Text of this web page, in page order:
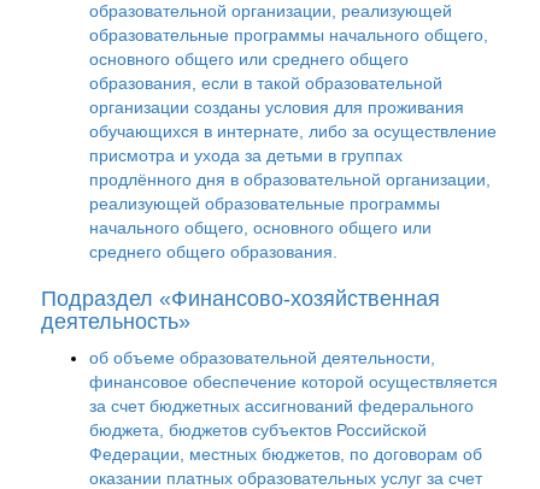
образовательной организации, реализующей
образовательные программы начального общего,
основного общего или среднего общего
образования, если в такой образовательной
организации созданы условия для проживания
обучающихся в интернате, либо за осуществление
присмотра и ухода за детьми в группах
продлённого дня в образовательной организации,
реализующей образовательные программы
начального общего, основного общего или
среднего общего образования.
Подраздел «Финансово-хозяйственная
деятельность»
об объеме образовательной деятельности,
финансовое обеспечение которой осуществляется
за счет бюджетных ассигнований федерального
бюджета, бюджетов субъектов Российской
Федерации, местных бюджетов, по договорам об
оказании платных образовательных услуг за счет